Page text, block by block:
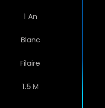
1 An
Blanc
Filaire
1.5 M